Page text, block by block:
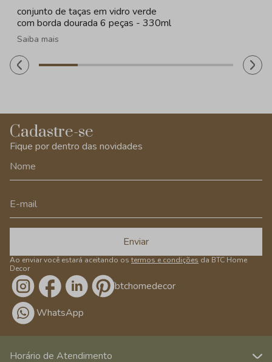
conjunto de taças em vidro verde
com borda dourada 6 peças - 330ml
Saiba mais
Cadastre-se
Fique por dentro das novidades
Enviar
Ao enviar você estará aceitando os termos e condições da BTC Home
Decor
/btchomedecor
WhatsApp
Horário de Atendimento